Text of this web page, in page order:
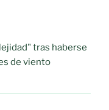
tras haberse
de viento